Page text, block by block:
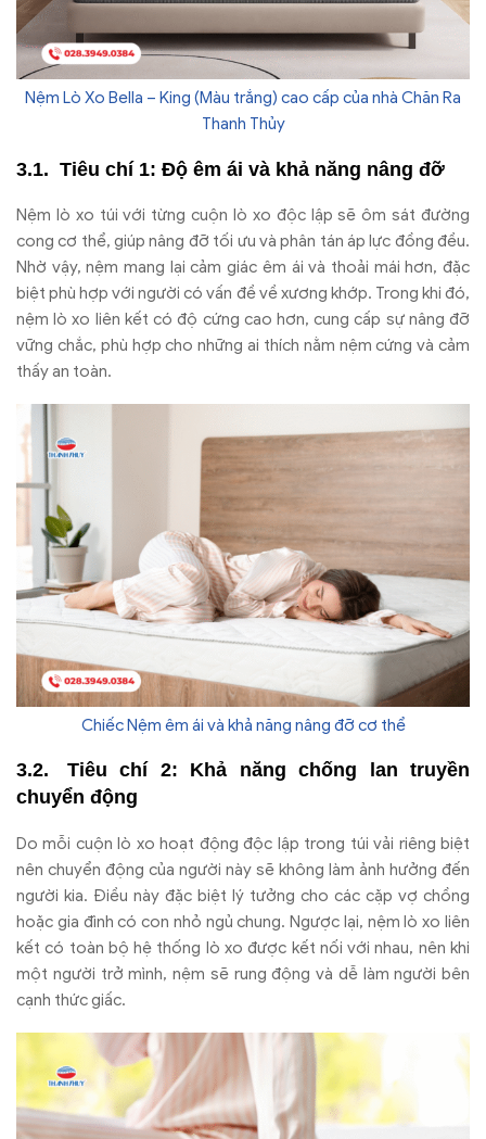
Nệm Lò Xo Bella – King (Màu trắng) cao cấp của nhà Chăn Ra
Thanh Thủy
Tiêu chí 1: Độ êm ái và khả năng nâng đỡ
Nệm lò xo túi với từng cuộn lò xo độc lập sẽôm sátđường
cong cơ thể, giúp nâng đỡ tối ưu và phân tán áp lực đồngđều.
Nhờ vậy, nệm mang lại cảm giác êm ái và thoải mái hơn, đặc
biệt phù hợp với người có vấn đề về xương khớp. Trong khiđó,
nệm lò xo liên kết cóđộ cứng cao hơn, cung cấp sự nângđỡ
vững chắc, phù hợp cho những ai thích nằm nệm cứng và cảm
thấy an toàn.
Chiếc Nệm êm ái và khả năng nâng đỡ cơ thể
Tiêu chí 2: Khả năng chống lan truyền
chuyển động
Do mỗi cuộn lò xo hoạt độngđộc lập trong túi vải riêng biệt
nên chuyển động của người này sẽ không làm ảnh hưởng đến
người kia. Điều này đặc biệt lý tưởng cho các cặp vợ chồng
hoặc gia đình có con nhỏ ngủ chung. Ngược lại, nệm lò xo liên
kết có toàn bộ hệ thống lò xođược kết nối với nhau, nên khi
một người trở mình, nệm sẽ rungđộng và dễ làm người bên
cạnh thức giấc.